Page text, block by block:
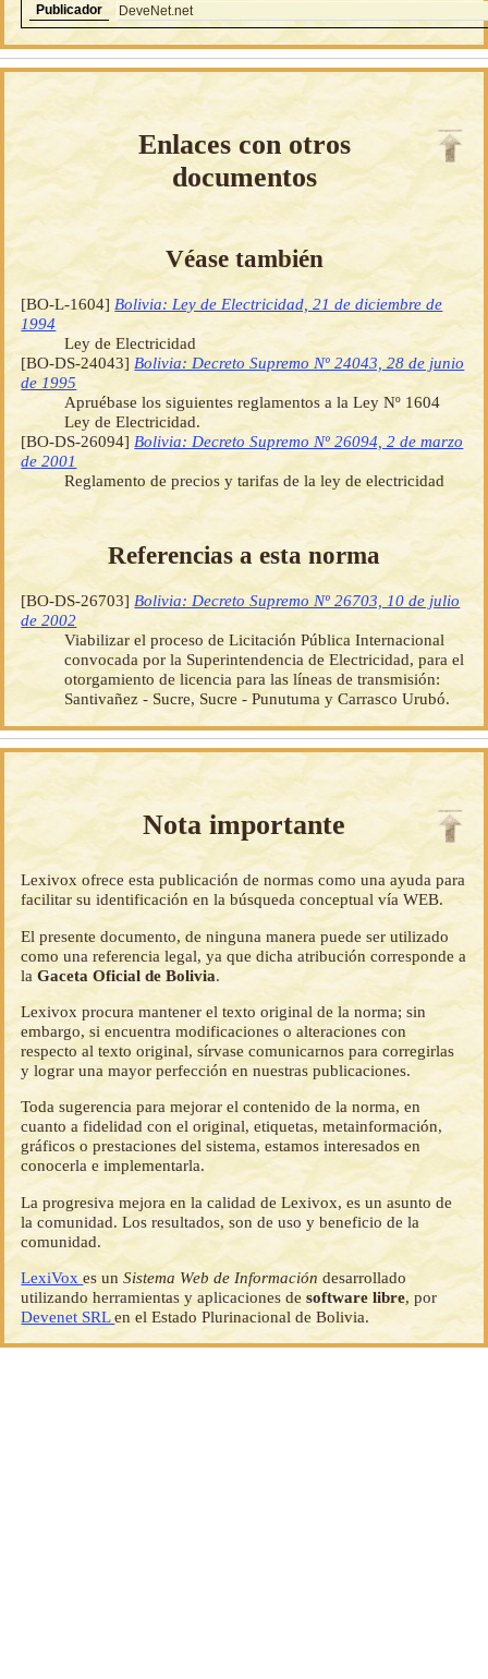
Publicador
DeveNet.net
Enlaces con otros
documentos
Véase también
[BO-L-1604] Bolivia: Ley de Electricidad, 21 de diciembre de
1994
Ley de Electricidad
[BO-DS-24043] Bolivia: Decreto Supremo Nº 24043, 28 de junio
de 1995
Apruébase los siguientes reglamentos a la Ley Nº 1604
Ley de Electricidad.
[BO-DS-26094] Bolivia: Decreto Supremo Nº 26094, 2 de marzo
de 2001
Reglamento de precios y tarifas de la ley de electricidad
Referencias a esta norma
[BO-DS-26703] Bolivia: Decreto Supremo Nº 26703, 10 de julio
de 2002
Viabilizar el proceso de Licitación Pública Internacional
convocada por la Superintendencia de Electricidad, para el
otorgamiento de licencia para las líneas de transmisión:
Santivañez - Sucre, Sucre - Punutuma y Carrasco Urubó.
Nota importante
Lexivox ofrece esta publicación de normas como una ayuda para
facilitar su identificación en la búsqueda conceptual vía WEB.
El presente documento, de ninguna manera puede ser utilizado
como una referencia legal, ya que dicha atribución corresponde a
laGaceta Oficial de Bolivia.
Lexivox procura mantener el texto original de la norma; sin
embargo, si encuentra modificaciones o alteraciones con
respecto al texto original, sírvase comunicarnos para corregirlas
y lograr una mayor perfección en nuestras publicaciones.
Toda sugerencia para mejorar el contenido de la norma, en
cuanto a fidelidad con el original, etiquetas, metainformación,
gráficos o prestaciones del sistema, estamos interesados en
conocerla e implementarla.
La progresiva mejora en la calidad de Lexivox, es un asunto de
la comunidad. Los resultados, son de uso y beneficio de la
comunidad.
LexiVoxes unSistema Web de Información desarrollado
utilizando herramientas y aplicaciones desoftware libre, por
Devenet SRLen el Estado Plurinacional de Bolivia.